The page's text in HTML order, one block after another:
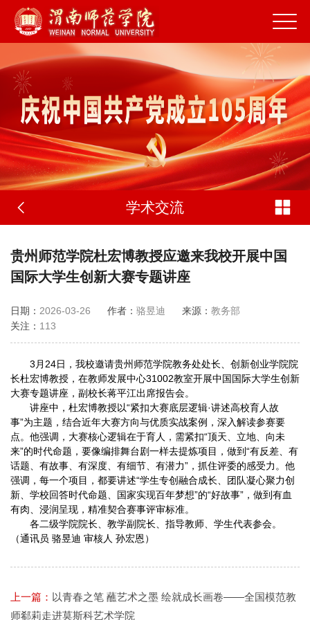
学术交流
贵州师范学院杜宏博教授应邀来我校开展中国
国际大学生创新大赛专题讲座
日期： 2026-03-26 作者： 骆昱迪 来源： 教务部
关注： 113
3月24日，我校邀请贵州师范学院教务处处长、创新创业学院院
长杜宏博教授，在教师发展中心31002教室开展中国国际大学生创新
大赛专题讲座，副校长蒋平江出席报告会。
讲座中，杜宏博教授以“紧扣大赛底层逻辑·讲述高校育人故
事”为主题，结合近年大赛方向与优质实战案例，深入解读参赛要
点。他强调，大赛核心逻辑在于育人，需紧扣“顶天、立地、向未
来”的时代命题，要像编排舞台剧一样去提炼项目，做到“有反差、有
话题、有故事、有深度、有细节、有潜力”，抓住评委的感受力。他
强调，每一个项目，都要讲述“学生专创融合成长、团队凝心聚力创
新、学校回答时代命题、国家实现百年梦想”的“好故事”，做到有血
有肉、浸润呈现，精准契合赛事评审标准。
各二级学院院长、教学副院长、指导教师、学生代表参会。
（通讯员 骆昱迪 审核人 孙宏恩）
上一篇： 以青春之笔 蘸艺术之墨 绘就成长画卷——全国模范教
师郗莉走进莫斯科艺术学院